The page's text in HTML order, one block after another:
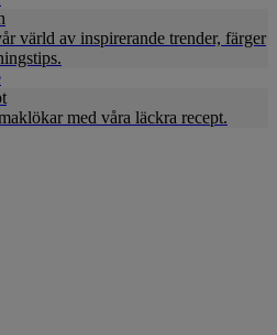
värld av inspirerande trender, färger
med våra läckra recept.